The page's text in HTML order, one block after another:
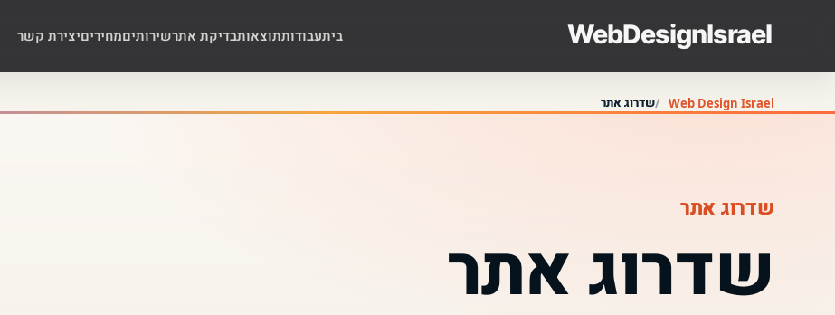
ביתעבודותתוצאותבדיקת אתרשירותיםמחיריםיצירת קשר
Web Design Israel שדרוג אתר
שדרוג אתר
שדרוג אתר